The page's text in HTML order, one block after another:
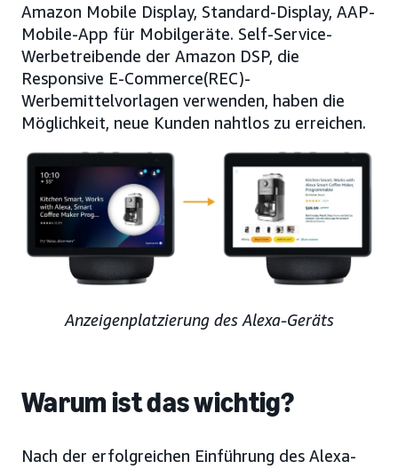
Amazon Mobile Display, Standard-Display, AAP-
Mobile-App für Mobilgeräte. Self-Service-
Werbetreibende der Amazon DSP, die
Responsive E-Commerce(REC)-
Werbemittelvorlagen verwenden, haben die
Möglichkeit, neue Kunden nahtlos zu erreichen.
Anzeigenplatzierung des Alexa-Geräts
Warum ist das wichtig?
Nach der erfolgreichen Einführung des Alexa-